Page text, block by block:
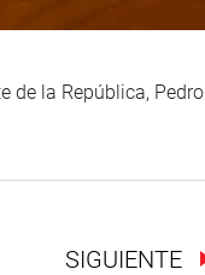
de la República, Pedro
SIGUIENTE